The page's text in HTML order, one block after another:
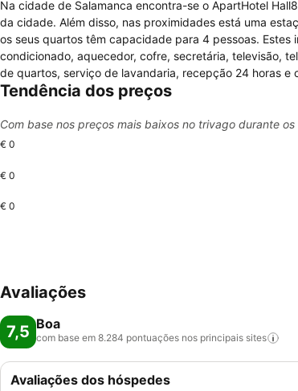
Na cidade de Salamanca encontra-se o ApartHotel
da cidade. Além disso, nas proximidades está uma
os seus quartos têm capacidade para 4 pessoas.
condicionado, aquecedor, cofre, secretária, televisão,
de quartos, serviço de lavandaria, recepção 24 horas
serviço de aluguer de automóveis. As comodidades
Tendência dos preços
Com base nos preços mais baixos no trivago durante
€ 0
€ 0
€ 0
Avaliações
7,5 Boa
com base em 8.284 pontuações nos principais sites
Avaliações dos hóspedes